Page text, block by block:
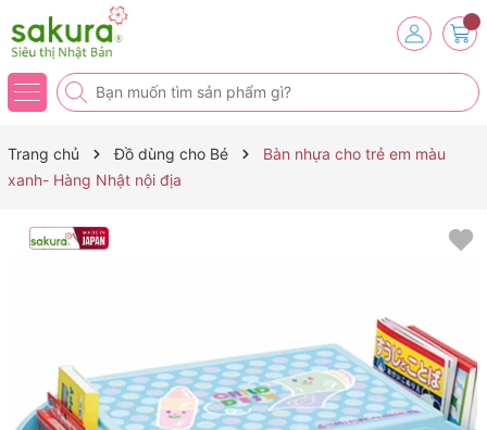
Trang chủ Đồ dùng cho Bé
Bàn nhựa cho trẻ em màu
xanh- Hàng Nhật nội địa